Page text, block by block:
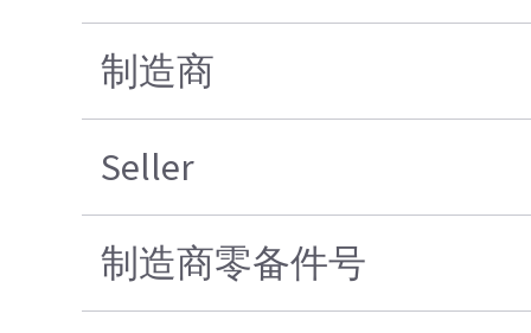
制造商
Seller
制造商零备件号